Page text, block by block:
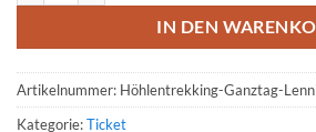
IN DEN
Artikelnummer: Höhlentrekking-Ganztag-
Kategorie:Ticket